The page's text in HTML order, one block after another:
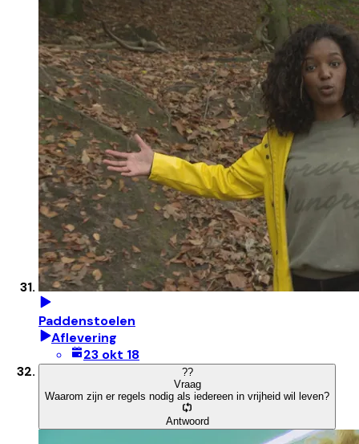
Paddenstoelen
Aflevering
23 okt 18
??
Vraag
Waarom zijn er regels nodig als iedereen in vrijheid wil leven?
Antwoord